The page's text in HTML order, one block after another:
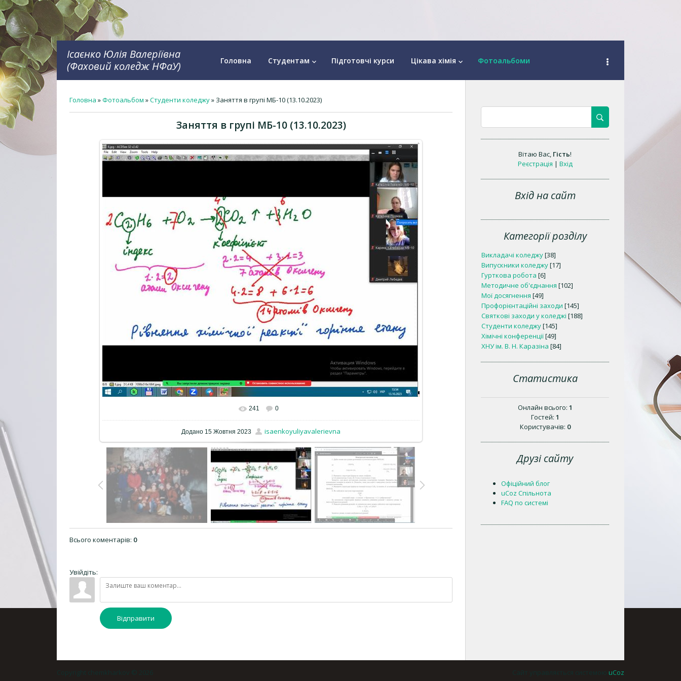
Ісаєнко Юлія Валеріївна
(Фаховий коледж НФаУ)
Головна Студентам keyboard_arrow_down Підготовчі курси Цікава хімія keyboard_arrow_down Фотоальбоми
Головна »Фотоальбом »Студенти коледжу» Заняття в групі МБ-10 (13.10.2023)
Заняття в групі МБ-10 (13.10.2023)
241 0
Додано 15 Жовтня 2023 isaenkoyuliyavalerievna
Всього коментарів: 0
Увійдіть:
Відправити
Вітаю Вас, Гість!
Реєстрація | Вхід
Вхід на сайт
Категорії розділу
Викладачі коледжу[38]
Випускники коледжу[17]
Гурткова робота [6]
Методичне об'єднання [102]
Мої досягнення [49]
Профорієнтаційні заходи [145]
Святкові заходи у коледжі [188]
Студенти коледжу[145]
Хімічні конференції[49]
ХНУ ім. В. Н. Каразіна [84]
Статистика
Онлайн всього: 1
Гостей: 1
Користувачів: 0
Друзі сайту
Офіційний блог
uCoz Спільнота
FAQ по системі
uCoz